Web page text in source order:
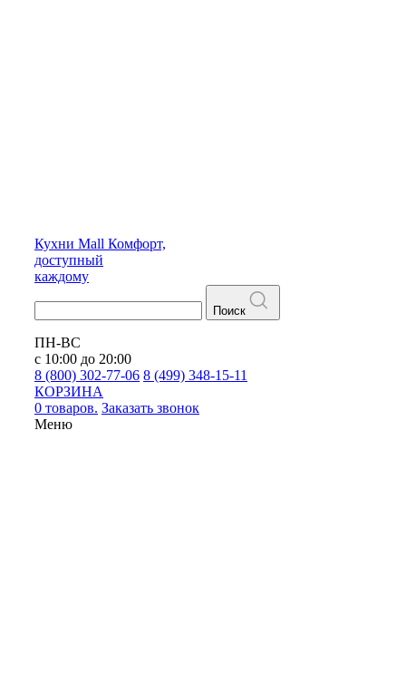
Кухни Mall Комфорт,
доступный
каждому
Поиск
ПН-ВС
с 10:00 до 20:00
8 (800) 302-77-06 8 (499) 348-15-11
КОРЗИНА
0 товаров. Заказать звонок
Меню